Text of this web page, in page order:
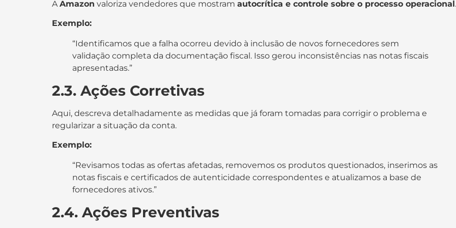
A Amazon valoriza vendedores que mostram autocrítica e controle sobre o processo operacional.
Exemplo:
“Identificamos que a falha ocorreu devido à inclusão de novos fornecedores sem
validação completa da documentação fiscal. Isso gerou inconsistências nas notas fiscais
apresentadas.”
2.3. Ações Corretivas
Aqui, descreva detalhadamente as medidas que já foram tomadas para corrigir o problema e
regularizar a situação da conta.
Exemplo:
“Revisamos todas as ofertas afetadas, removemos os produtos questionados, inserimos as
notas fiscais e certificados de autenticidade correspondentes e atualizamos a base de
fornecedores ativos.”
2.4. Ações Preventivas